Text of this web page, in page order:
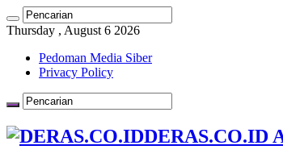
Thursday , August 6 2026
Pedoman Media Siber
Privacy Policy
DERAS.CO.ID